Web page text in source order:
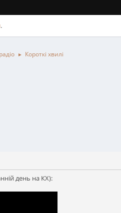
.
► Короткі хвилі
день на КХ):